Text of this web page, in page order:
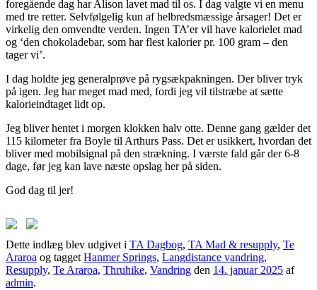
foregående dag har Alison lavet mad til os. I dag valgte vi en menu
med tre retter. Selvfølgelig kun af helbredsmæssige årsager! Det er
virkelig den omvendte verden. Ingen TA’er vil have kalorielet mad
og ‘den chokoladebar, som har flest kalorier pr. 100 gram – den
tager vi’.
I dag holdte jeg generalprøve på rygsækpakningen. Der bliver tryk
på igen. Jeg har meget mad med, fordi jeg vil tilstræbe at sætte
kalorieindtaget lidt op.
Jeg bliver hentet i morgen klokken halv otte. Denne gang gælder det
115 kilometer fra Boyle til Arthurs Pass. Det er usikkert, hvordan det
bliver med mobilsignal på den strækning. I værste fald går der 6-8
dage, før jeg kan lave næste opslag her på siden.
God dag til jer!
Dette indlæg blev udgivet i TA Dagbog, TA Mad & resupply, Te
Araroa og tagget Hanmer Springs, Langdistance vandring,
Resupply, Te Araroa, Thruhike, Vandring den 14. januar 2025 af
admin.